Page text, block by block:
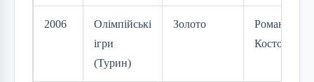
2006
Олімпійські
ігри
(Турин)
Золото
Роман
Костомаров